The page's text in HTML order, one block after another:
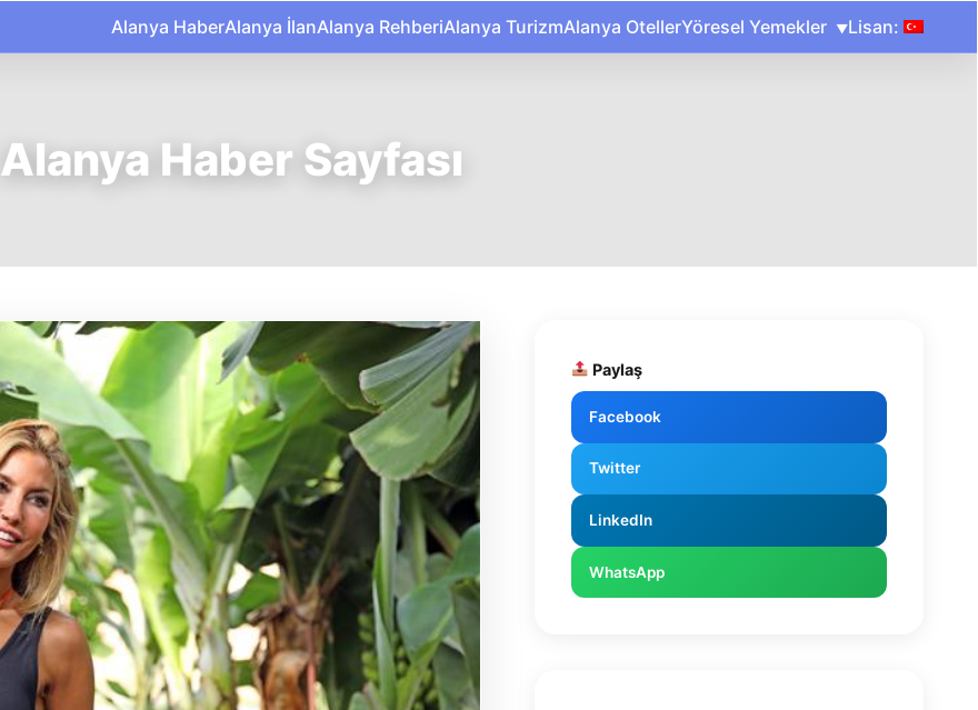
Alanya HaberAlanya İlanAlanya RehberiAlanya TurizmAlanya OtellerYöresel Yemekler Lisan:
Alanya Haber Sayfası
Paylaş
Facebook
Twitter
LinkedIn
WhatsApp